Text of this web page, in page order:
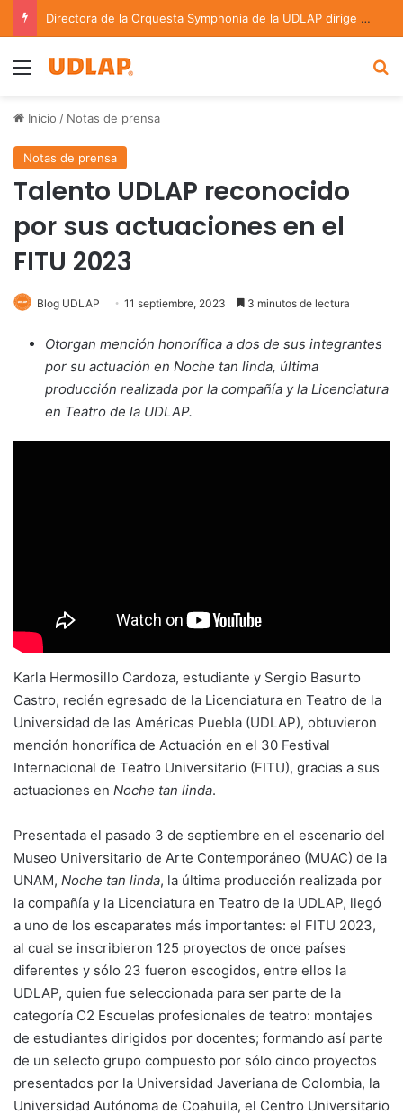
Directora de la Orquesta Symphonia de la UDLAP dirige agrupaciones de talla nacional e internacional
Menu
Inicio / Notas de prensa
Notas de prensa
Talento UDLAP reconocido
por sus actuaciones en el
FITU 2023
Blog UDLAP 11 septiembre, 2023 3 minutos de lectura
Otorgan mención honorífica a dos de sus integrantes
por su actuación en Noche tan linda, última
producción realizada por la compañía y la Licenciatura
en Teatro de la UDLAP.
Karla Hermosillo Cardoza, estudiante y Sergio Basurto
Castro, recién egresado de la Licenciatura en Teatro de la
Universidad de las Américas Puebla (UDLAP), obtuvieron
mención honorífica de Actuación en el 30 Festival
Internacional de Teatro Universitario (FITU), gracias a sus
actuaciones en Noche tan linda.
Presentada el pasado 3 de septiembre en el escenario del
Museo Universitario de Arte Contemporáneo (MUAC) de la
UNAM, Noche tan linda, la última producción realizada por
la compañía y la Licenciatura en Teatro de la UDLAP, llegó
a uno de los escaparates más importantes: el FITU 2023,
al cual se inscribieron 125 proyectos de once países
diferentes y sólo 23 fueron escogidos, entre ellos la
UDLAP, quien fue seleccionada para ser parte de la
categoría C2 Escuelas profesionales de teatro: montajes
de estudiantes dirigidos por docentes; formando así parte
de un selecto grupo compuesto por sólo cinco proyectos
presentados por la Universidad Javeriana de Colombia, la
Universidad Autónoma de Coahuila, el Centro Universitario